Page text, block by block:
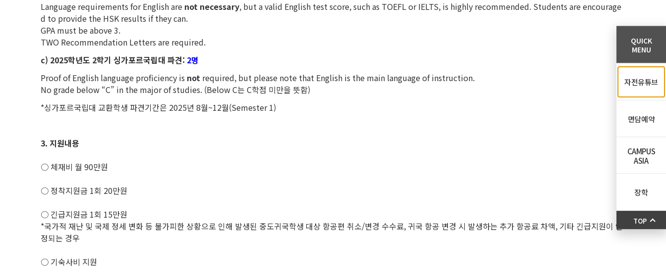
Language requirements for English are not necessary, but a valid English test score, such as TOEFL or IELTS, is highly recommended. Students are encourage
d to provide the HSK results if they can.
GPA must be above 3.
TWO Recommendation Letters are required.
c) 2025학년도 2학기 싱가포르국립대 파견: 2명
Proof of English language proficiency is not required, but please note that English is the main language of instruction.
No grade below “C” in the major of studies. (Below C는 C학점 미만을 뜻함)
*싱가포르국립대 교환학생 파견기간은 2025년 8월~12월(Semester 1)
3. 지원내용
○ 체재비 월 90만원
○ 정착지원금 1회 20만원
○ 긴급지원금 1회 15만원
*국가적 재난 및 국제 정세 변화 등 불가피한 상황으로 인해 발생된 중도귀국학생 대상 항공편 취소/변경 수수료, 귀국 항공 변경 시 발생하는 추가 항공료 차액, 기타 긴급지원이 인
정되는 경우
○ 기숙사비 지원
QUICK
MENU
자전유튜브
면담예약
CAMPUS
ASIA
장학
TOP